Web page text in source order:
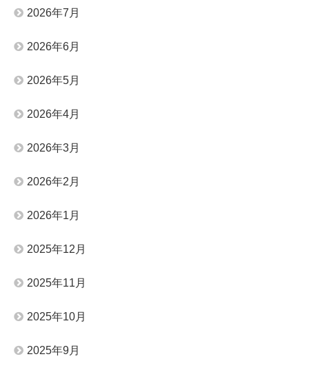
2026年7月
2026年6月
2026年5月
2026年4月
2026年3月
2026年2月
2026年1月
2025年12月
2025年11月
2025年10月
2025年9月